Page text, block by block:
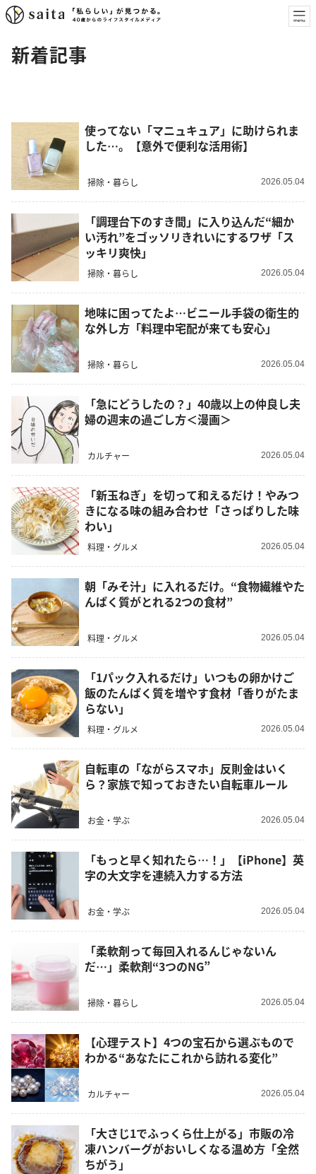
新着記事
使ってない「マニュキュア」に助けられま
した…。【意外で便利な活用術】
掃除・暮らし 2026.05.04
「調理台下のすき間」に入り込んだ“細か
い汚れ”をゴッソリきれいにするワザ「ス
ッキリ爽快」
掃除・暮らし 2026.05.04
地味に困ってたよ…ビニール手袋の衛生的
な外し方「料理中宅配が来ても安心」
掃除・暮らし 2026.05.04
「急にどうしたの？」40歳以上の仲良し夫
婦の週末の過ごし方＜漫画＞
カルチャー 2026.05.04
「新玉ねぎ」を切って和えるだけ！やみつ
きになる味の組み合わせ「さっぱりした味
わい」
料理・グルメ 2026.05.04
朝「みそ汁」に入れるだけ。“食物繊維やた
んぱく質がとれる2つの食材”
料理・グルメ 2026.05.04
「1パック入れるだけ」いつもの卵かけご
飯のたんぱく質を増やす食材「香りがたま
らない」
料理・グルメ 2026.05.04
自転車の「ながらスマホ」反則金はいく
ら？家族で知っておきたい自転車ルール
お金・学ぶ 2026.05.04
「もっと早く知れたら…！」【iPhone】英
字の大文字を連続入力する方法
お金・学ぶ 2026.05.04
「柔軟剤って毎回入れるんじゃないん
だ…」柔軟剤“3つのNG”
掃除・暮らし 2026.05.04
【心理テスト】4つの宝石から選ぶもので
わかる“あなたにこれから訪れる変化”
カルチャー 2026.05.04
「大さじ1でふっくら仕上がる」市販の冷
凍ハンバーグがおいしくなる温め方「全然
ちがう」